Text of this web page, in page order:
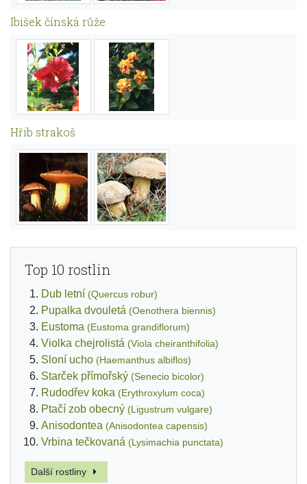
Ibišek čínská růže
Hřib strakoš
Top 10 rostlin
Dub letní (Quercus robur)
Pupalka dvouletá (Oenothera biennis)
Eustoma (Eustoma grandiflorum)
Violka chejrolistá (Viola cheiranthifolia)
Sloní ucho (Haemanthus albiflos)
Starček přímořský (Senecio bicolor)
Rudodřev koka (Erythroxylum coca)
Ptačí zob obecný (Ligustrum vulgare)
Anisodontea (Anisodontea capensis)
Vrbina tečkovaná (Lysimachia punctata)
Další rostliny